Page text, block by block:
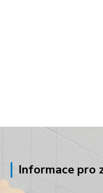
Informace pro